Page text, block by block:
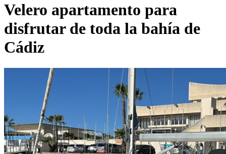
Velero apartamento para
disfrutar de toda la bahía de
Cádiz